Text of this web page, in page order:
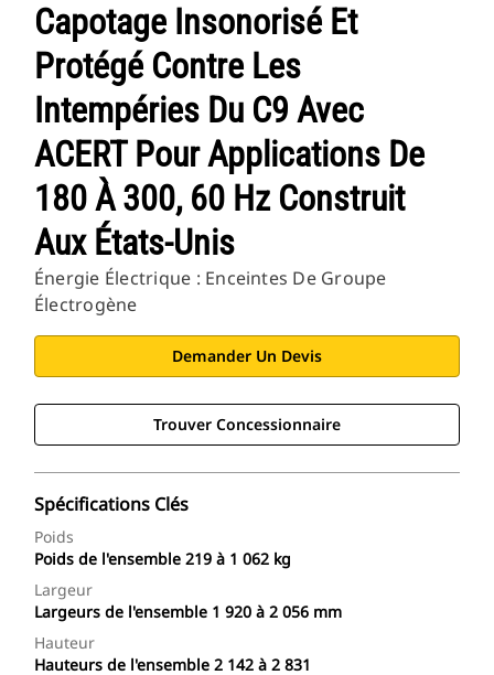
Capotage Insonorisé Et
Protégé Contre Les
Intempéries Du C9 Avec
ACERT Pour Applications De
180 À 300, 60 Hz Construit
Aux États-Unis
Énergie Électrique : Enceintes De Groupe
Électrogène
Demander Un Devis
Trouver Concessionnaire
Spécifications Clés
Poids
Poids de l'ensemble 219 à 1 062 kg
Largeur
Largeurs de l'ensemble 1 920 à 2 056 mm
Hauteur
Hauteurs de l'ensemble 2 142 à 2 831